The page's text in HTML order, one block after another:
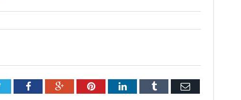
TwitterFacebookGoogle+PinterestLinkedInTumblr Email